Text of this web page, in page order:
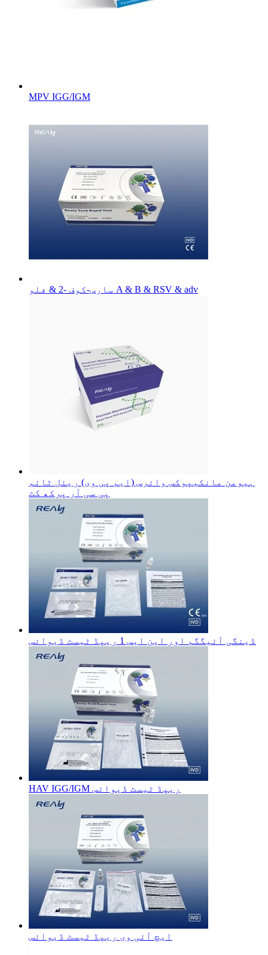
MPV IGG/IGM
سارس-کوف -2 & فلو A & B & RSV & adv
ہیومن مانکیپوکس وائرس (ایم پی وی) ریئل ٹائم
پی سی آر پرکھ کٹ
ڈینگی آئیگگم اور این ایس 1 ریپڈ ٹیسٹ ڈیوائس
HAV IGG/IGM ریپڈ ٹیسٹ ڈیوائس
ایچ آئی وی ریپڈ ٹیسٹ ڈیوائس